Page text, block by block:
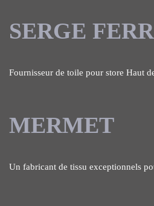
SERGE
Fournisseur de toile pour store Haut
MERMET
Un fabricant de tissu exceptionnels